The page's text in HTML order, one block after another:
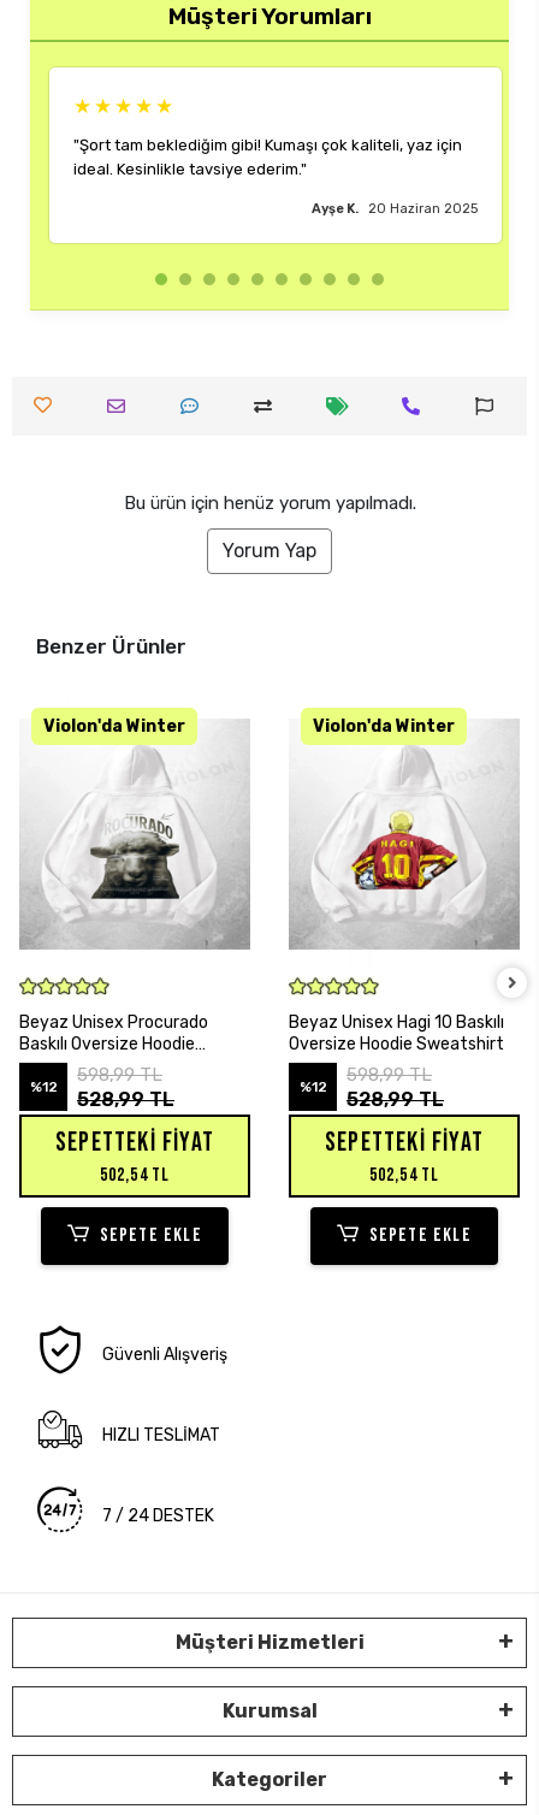
Müşteri Yorumları
★★★★★
"Şort tam beklediğim gibi! Kumaşı çok kaliteli, yaz için
ideal. Kesinlikle tavsiye ederim."
20 Haziran 2025
Bu ürün için henüz yorum yapılmadı.
Yorum Yap
Benzer Ürünler
Beyaz Unisex Procurado
Baskılı Oversize Hoodie
Sweatshirt
%12
598,99 TL
528,99 TL
SEPETTEKI FIYAT
502,54 TL
SEPETE EKLE
Beyaz Unisex Hagi 10 Baskılı
Oversize Hoodie Sweatshirt
%12
598,99 TL
528,99 TL
SEPETTEKI FIYAT
502,54 TL
SEPETE EKLE
Güvenli Alışveriş
HIZLI TESLİMAT
7 / 24 DESTEK
Müşteri Hizmetleri
Kurumsal
Kategoriler